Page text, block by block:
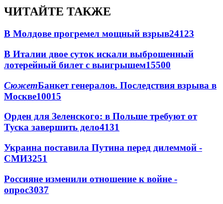
ЧИТАЙТЕ ТАКЖЕ
В Молдове прогремел мощный взрыв24123
В Италии двое суток искали выброшенный
лотерейный билет с выигрышем15500
СюжетБанкет генералов. Последствия взрыва в
Москве10015
Орден для Зеленского: в Польше требуют от
Туска завершить дело4131
Украина поставила Путина перед дилеммой -
СМИ3251
Россияне изменили отношение к войне -
опрос3037